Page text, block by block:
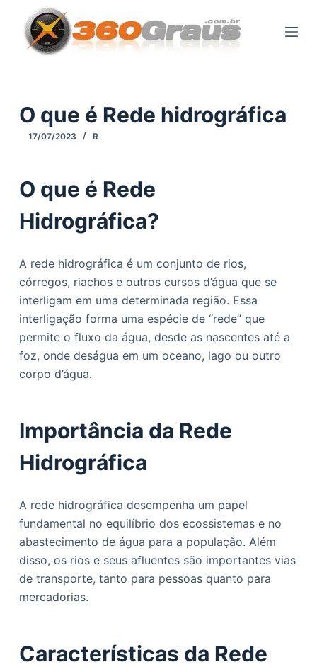
p
o
ú
d
O que é Rede hidrográfica
17/07/2023 R
O que é Rede
Hidrográfica?
A rede hidrográfica é um conjunto de rios,
córregos, riachos e outros cursos d’água que se
interligam em uma determinada região. Essa
interligação forma uma espécie de “rede” que
permite o fluxo da água, desde as nascentes até a
foz, onde deságua em um oceano, lago ou outro
corpo d’água.
Importância da Rede
Hidrográfica
A rede hidrográfica desempenha um papel
fundamental no equilíbrio dos ecossistemas e no
abastecimento de água para a população. Além
disso, os rios e seus afluentes são importantes vias
de transporte, tanto para pessoas quanto para
mercadorias.
Características da Rede